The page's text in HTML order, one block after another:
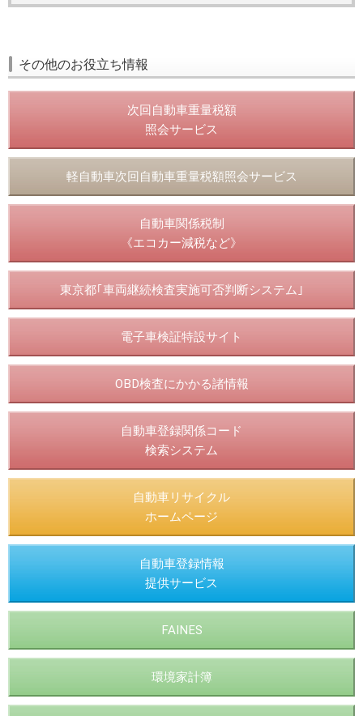
その他のお役立ち情報
次回自動車重量税額
照会サービス
軽自動車次回自動車重量税額照会サービス
自動車関係税制
《エコカー減税など》
東京都｢車両継続検査実施可否判断システム｣
電子車検証特設サイト
OBD検査にかかる諸情報
自動車登録関係コード
検索システム
自動車リサイクル
ホームページ
自動車登録情報
提供サービス
FAINES
環境家計簿